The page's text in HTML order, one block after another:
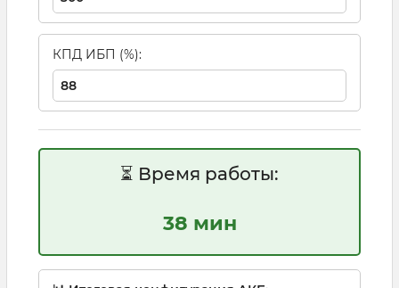
КПД ИБП (%):
⏳ Время работы:
38 мин